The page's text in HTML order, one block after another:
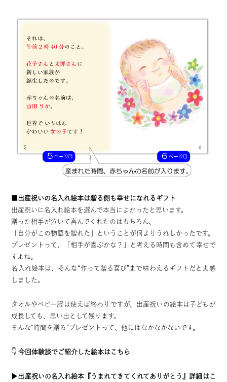
■出産祝いの名入れ絵本は贈る側も幸せになれるギフト
出産祝いに名入れ絵本を選んで本当によかったと思います。
贈った相手が泣いて喜んでくれたのはもちろん、
「自分がこの物語を贈れた」ということが何よりうれしかったです。
プレゼントって、「相手が喜ぶかな？」と考える時間も含めて幸せで
すよね。
名入れ絵本は、そんな“作って贈る喜び”まで味わえるギフトだと実感
しました。
タオルやベビー服は使えば終わりですが、出産祝いの絵本は子どもが
成長しても、思い出として残ります。
そんな“時間を贈る”プレゼントって、他にはなかなかないです。
👇今回体験談でご紹介した絵本はこちら
▶出産祝いの名入れ絵本『うまれてきてくれてありがとう』詳細はこ